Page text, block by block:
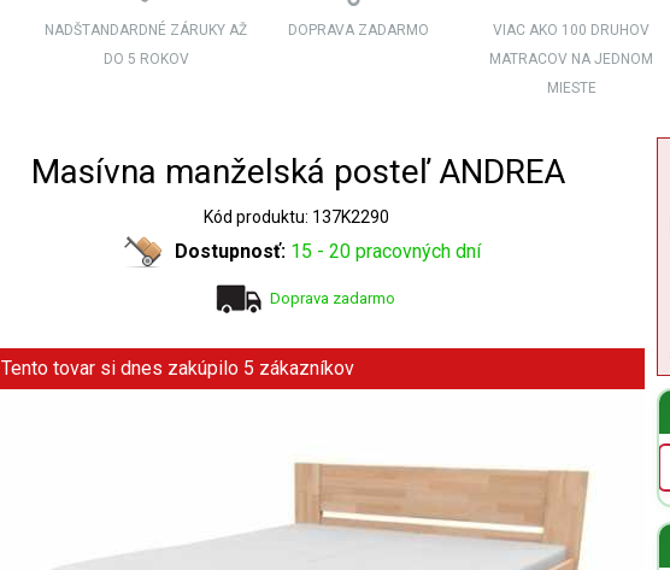
NADŠTANDARDNÉ ZÁRUKY AŽ
DO 5 ROKOV
DOPRAVA ZADARMO
VIAC AKO 100 DRUHOV
MATRACOV NA JEDNOM
MIESTE
Masívna manželská posteľ ANDREA
Kód produktu: 137K2290
Dostupnosť: 15 - 20 pracovných dní
Doprava zadarmo
Tento tovar si dnes zakúpilo 5 zákazníkov